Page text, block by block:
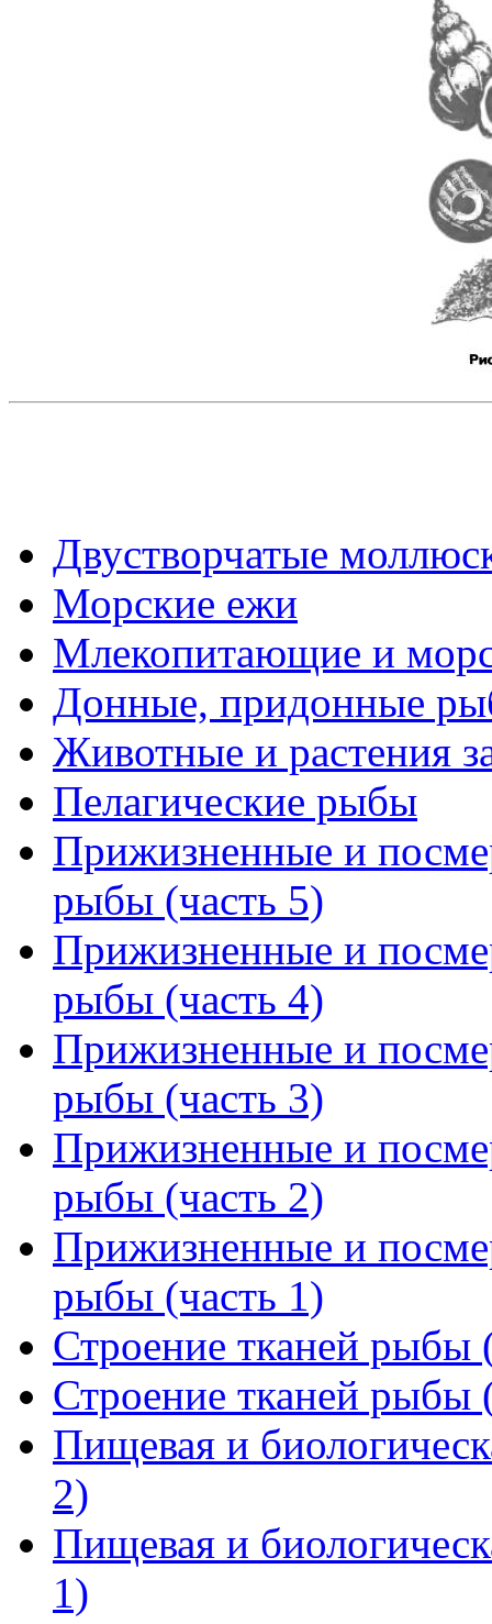
Двустворчатые
Морские ежи
Млекопитающие и
Донные, придонные
Животные и растения
Пелагические рыбы
Прижизненные и
рыбы (часть 5)
Прижизненные и
рыбы (часть 4)
Прижизненные и
рыбы (часть 3)
Прижизненные и
рыбы (часть 2)
Прижизненные и
рыбы (часть 1)
Строение тканей рыбы
Строение тканей рыбы
Пищевая и
2)
Пищевая и
1)